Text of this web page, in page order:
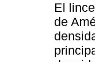
El
de